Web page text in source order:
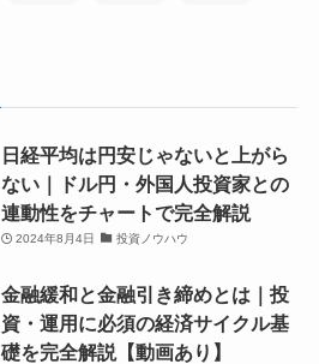
日経平均は円安じゃないと上がら
ない｜ドル円・外国人投資家との
連動性をチャートで完全解説
2024年8月4日 投資ノウハウ
金融緩和と金融引き締めとは｜投
資・運用に必須の経済サイクル基
礎を完全解説【動画あり】